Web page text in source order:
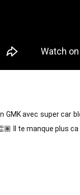
GMK avec super car
Il te manque plus